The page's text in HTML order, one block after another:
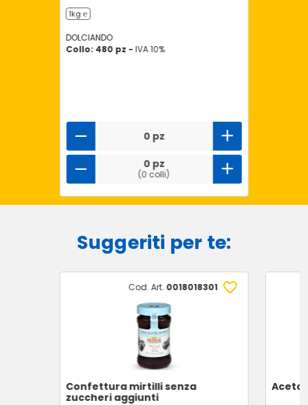
1kg ℮
DOLCIANDO
Collo: 480 pz - IVA 10%
0 pz
0 pz
(0 colli)
Suggeriti per te:
Cod. Art. 0018018301
Confettura mirtilli senza
zuccheri aggiunti
Aceto